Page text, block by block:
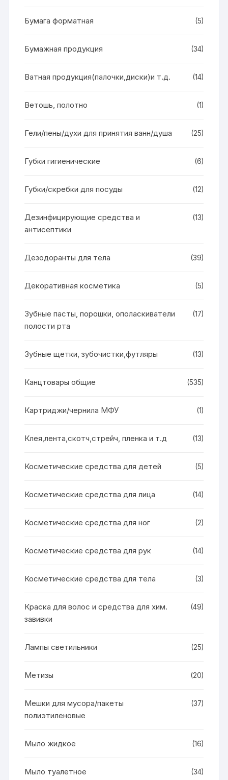
Бумага форматная (5)
Бумажная продукция (34)
Ватная продукция(палочки,диски)и т.д. (14)
Ветошь, полотно (1)
Гели/пены/духи для принятия ванн/душа (25)
Губки гигиенические (6)
Губки/скребки для посуды (12)
Дезинфицирующие средства и
антисептики
(13)
Дезодоранты для тела (39)
Декоративная косметика (5)
Зубные пасты, порошки, ополаскиватели
полости рта
(17)
Зубные щетки, зубочистки,футляры (13)
Канцтовары общие (535)
Картриджи/чернила МФУ (1)
Клея,лента,скотч,стрейч, пленка и т.д (13)
Косметические средства для детей (5)
Косметические средства для лица (14)
Косметические средства для ног (2)
Косметические средства для рук (14)
Косметические средства для тела (3)
Краска для волос и средства для хим.
завивки
(49)
Лампы светильники (25)
Метизы (20)
Мешки для мусора/пакеты
полиэтиленовые
(37)
Мыло жидкое (16)
Мыло туалетное (34)